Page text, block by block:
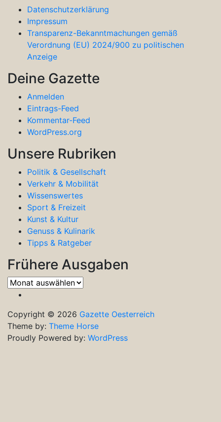
Datenschutzerklärung
Impressum
Transparenz-Bekanntmachungen gemäß
Verordnung (EU) 2024/900 zu politischen
Anzeige
Deine Gazette
Anmelden
Eintrags-Feed
Kommentar-Feed
WordPress.org
Unsere Rubriken
Politik & Gesellschaft
Verkehr & Mobilität
Wissenswertes
Sport & Freizeit
Kunst & Kultur
Genuss & Kulinarik
Tipps & Ratgeber
Frühere Ausgaben
Frühere
Ausgaben
Copyright © 2026 Gazette Oesterreich
Theme by: Theme Horse
Proudly Powered by: WordPress